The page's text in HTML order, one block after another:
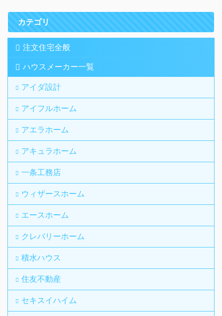
カテゴリ
注文住宅全般
ハウスメーカー一覧
アイダ設計
アイフルホーム
アエラホーム
アキュラホーム
一条工務店
ウィザースホーム
エースホーム
クレバリーホーム
積水ハウス
住友不動産
セキスイハイム